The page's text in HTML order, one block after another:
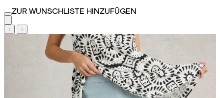
ZUR WUNSCHLISTE HINZUFÜGEN